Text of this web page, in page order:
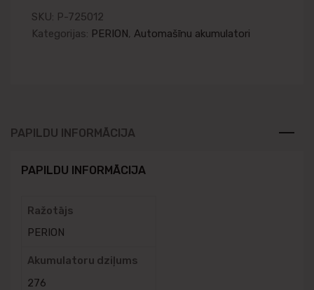
SKU: P-725012
Kategorijas: PERION, Automašīnu akumulatori
PAPILDU INFORMĀCIJA
PAPILDU INFORMĀCIJA
Ražotājs
PERION
Akumulatoru dziļums
276